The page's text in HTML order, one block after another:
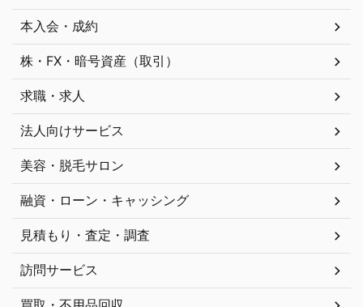
本入会・成約
株・FX・暗号資産（取引）
求職・求人
法人向けサービス
美容・脱毛サロン
融資・ローン・キャッシング
見積もり・査定・調査
訪問サービス